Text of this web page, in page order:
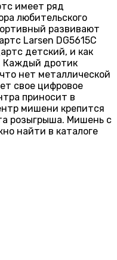
имеет ряд
любительского
развивают
Larsen DG5615С
детский, и как
Каждый дротик
нет металлической
свое цифровое
приносит в
мишени крепится
розыгрыша. Мишень с
найти в каталоге